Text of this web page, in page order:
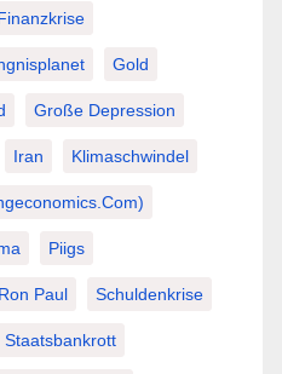
Gold
Große Depression
Iran Klimaschwindel
Piigs
Ron Paul Schuldenkrise
Staatsbankrott